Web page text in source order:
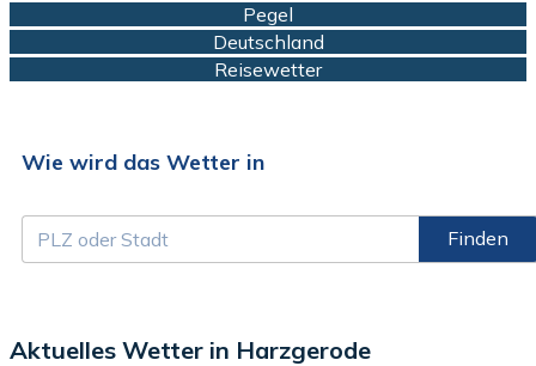
Pegel
Deutschland
Reisewetter
Wie wird das Wetter in
Finden
Aktuelles Wetter in Harzgerode